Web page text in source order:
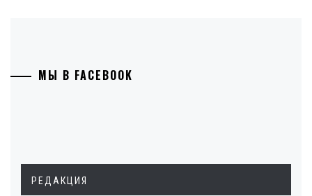
МЫ В FACEBOOK
РЕДАКЦИЯ